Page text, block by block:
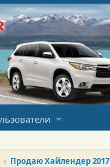
Продаю Хайлендер 2017